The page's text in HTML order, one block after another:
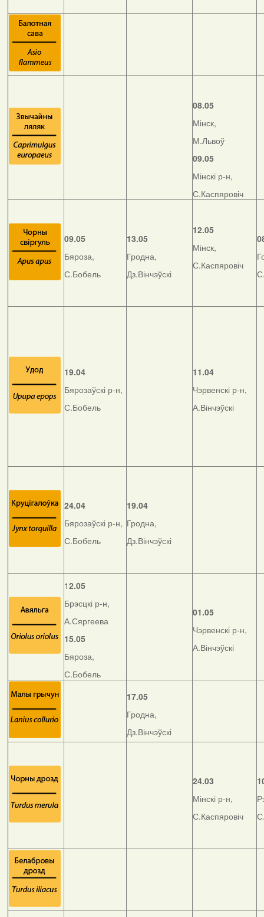
08.05
Мінск,
М.Львоў
09.05
Мінскі р-н,
С.Каспяровіч
09.05
Бяроза,
С.Бобель
13.05
Гродна,
Дз.Вінчэўскі
12.05
Мінск,
С.Каспяровіч
19.04
Бярозаўскі р-н,
С.Бобель
11.04
Чэрвенскі р-н,
А.Вінчэўскі
24.04
Бярозаўскі р-н,
С.Бобель
19.04
Гродна,
Дз.Вінчэўскі
12.05
Брэсцкі р-н,
А.Сяргеева
15.05
Бяроза,
С.Бобель
01.05
Чэрвенскі р-н,
А.Вінчэўскі
17.05
Гродна,
Дз.Вінчэўскі
24.03
Мінскі р-н,
С.Каспяровіч